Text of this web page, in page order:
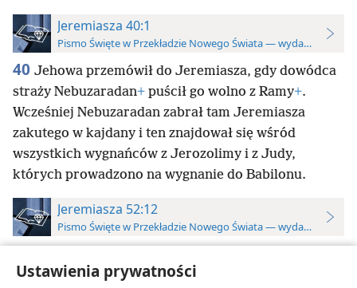
Ustawienia prywatności
Jeremiasza 40:1
Pismo Święte w Przekładzie Nowego Świata — wydanie do
40 Jehowa przemówił do Jeremiasza, gdy dowódca
straży Nebuzaradan+ puścił go wolno z Ramy+.
Wcześniej Nebuzaradan zabrał tam Jeremiasza
zakutego w kajdany i ten znajdował się wśród
wszystkich wygnańców z Jerozolimy i z Judy,
których prowadzono na wygnanie do Babilonu.
Jeremiasza 52:12
Pismo Święte w Przekładzie Nowego Świata — wydanie do
Nabuchodonozora * , 10 dnia miesiąca piątego,